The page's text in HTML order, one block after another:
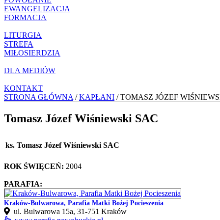
EWANGELIZACJA
FORMACJA
LITURGIA
STREFA
MIŁOSIERDZIA
DLA MEDIÓW
KONTAKT
STRONA GŁÓWNA /KAPŁANI / TOMASZ JÓZEF
Tomasz Józef Wiśniewski SAC
ks. Tomasz Józef Wiśniewski SAC
ROK ŚWIĘCEŃ: 2004
PARAFIA:
Kraków-Bulwarowa, Parafia Matki Bożej Pocieszenia
ul. Bulwarowa 15a, 31‑751 Kraków